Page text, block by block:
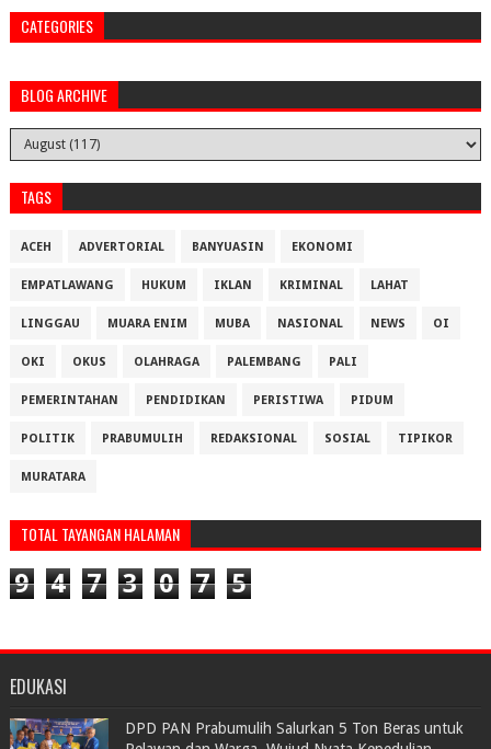
CATEGORIES
BLOG ARCHIVE
TAGS
ACEH ADVERTORIAL BANYUASIN EKONOMI
EMPATLAWANG HUKUM IKLAN KRIMINAL LAHAT
LINGGAU MUARA ENIM MUBA NASIONAL NEWS OI
OKI OKUS OLAHRAGA PALEMBANG PALI
PEMERINTAHAN PENDIDIKAN PERISTIWA PIDUM
POLITIK PRABUMULIH REDAKSIONAL SOSIAL TIPIKOR
MURATARA
TOTAL TAYANGAN HALAMAN
9 4 7 3 0 7 5
EDUKASI
DPD PAN Prabumulih Salurkan 5 Ton Beras untuk